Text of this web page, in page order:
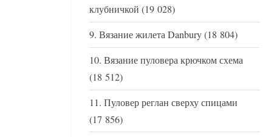
клубничкой (19 028)
Вязание жилета Danbury(18 804)
Вязание пуловера крючком схема
(18 512)
Пуловер реглан сверху спицами
(17 856)